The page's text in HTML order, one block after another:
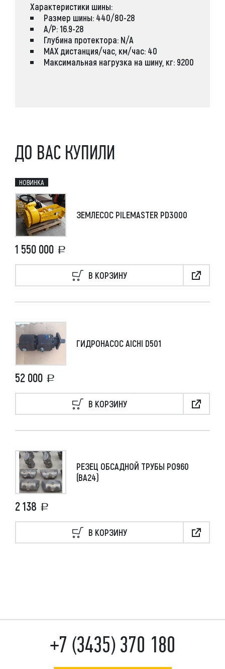
Характеристики шины:
Размер шины: 440/80-28
А/Р: 16.9-28
Глубина протектора: N/A
MAX дистанция/час, км/час: 40
Максимальная нагрузка на шину, кг: 9200
ДО ВАС КУПИЛИ
НОВИНКА
ЗЕМЛЕСОС PILEMASTER PD3000
1 550 000
В КОРЗИНУ
ГИДРОНАСОС AICHI D501
52 000
В КОРЗИНУ
РЕЗЕЦ ОБСАДНОЙ ТРУБЫ РО960
(ВА24)
2 138
В КОРЗИНУ
+7 (3435) 370 180